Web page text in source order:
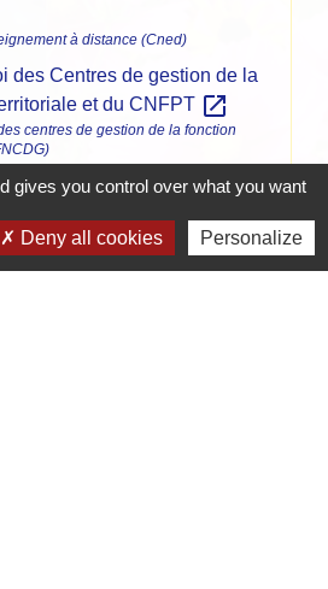
à distance (Cned)
des Centres de gestion de la
et du CNFPT open_in_new
centres de gestion de la fonction
la fonction publique
de France
sans concours dans la
gives you control over what you want
Deny all cookies Personalize